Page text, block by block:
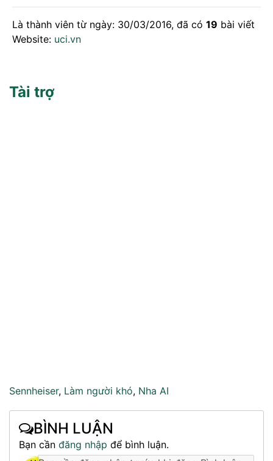
Là thành viên từ ngày: 30/03/2016, đã có 19 bài viết
Website: uci.vn
Tài trợ
Sennheiser, Làm người khó, Nha AI
BÌNH LUẬN
Bạn cần đăng nhập để bình luận.